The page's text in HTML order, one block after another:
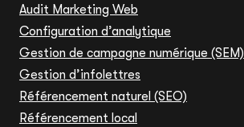
Audit Marketing Web
Configuration d’analytique
Gestion de campagne numérique (SEM)
Gestion d’infolettres
Référencement naturel (SEO)
Référencement local